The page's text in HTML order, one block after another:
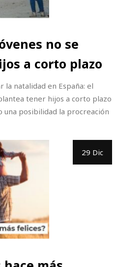
no se
a corto plazo
natalidad en España: el
tener hijos a corto plazo
una posibilidad la procreación
29 Dic